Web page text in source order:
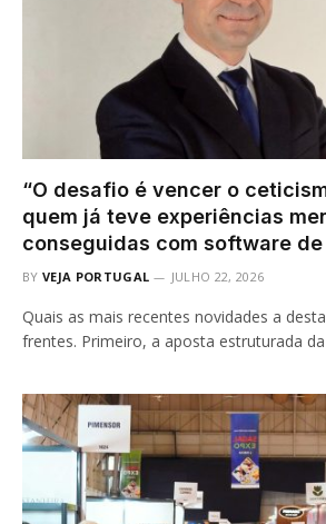
“O desafio é vencer o
quem já teve experiências
conseguidas com software
BY VEJA PORTUGAL JULHO 22, 2026
Quais as mais recentes novidades a
frentes. Primeiro, a aposta estruturada